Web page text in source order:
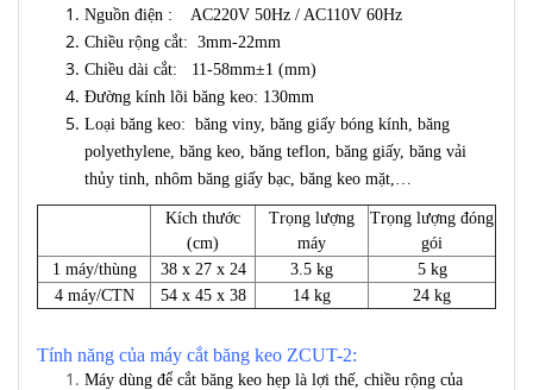
Nguồn điện : AC220V 50Hz / AC110V 60Hz
Chiều rộng cắt: 3mm-22mm
Chiều dài cắt: 11-58mm±1 (mm)
Đường kính lõi băng keo: 130mm
Loại băng keo: băng viny, băng giấy bóng kính, băng
polyethylene, băng keo, băng teflon, băng giấy, băng vải
thủy tinh, nhôm băng giấy bạc, băng keo mặt,…
Kích thước
(cm)
Trọng lượng
máy
Trọng lượng đóng
gói
1 máy/thùng
38 x 27 x 24 3.5 kg
5 kg
4 máy/CTN
54 x 45 x 38 14 kg 24 kg
Tính năng của máy cắt băng keo ZCUT-2:
Máy dùng để cắt băng keo hẹp là lợi thế, chiều rộng của